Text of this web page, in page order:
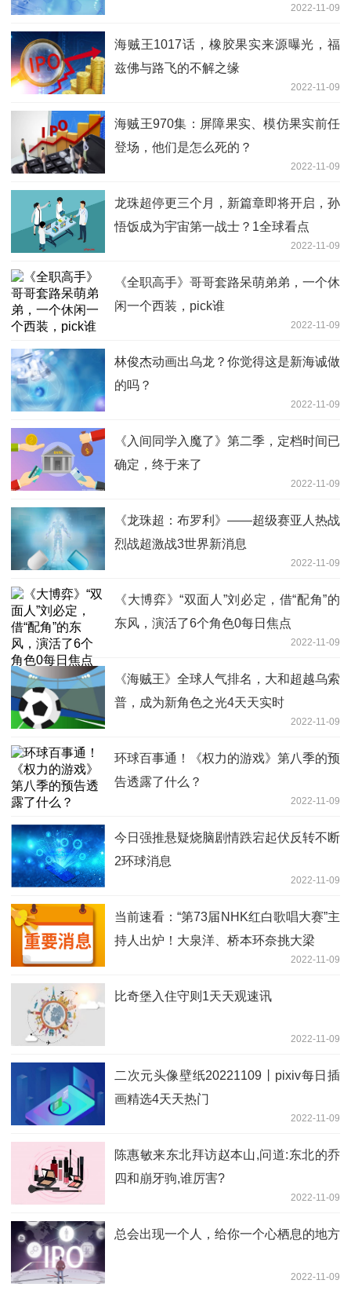
2022-11-09
海贼王1017话，橡胶果实来源曝光，福
兹佛与路飞的不解之缘
2022-11-09
海贼王970集：屏障果实、模仿果实前任
登场，他们是怎么死的？
2022-11-09
龙珠超停更三个月，新篇章即将开启，孙
悟饭成为宇宙第一战士？1全球看点
2022-11-09
《全职高手》哥哥套路呆萌弟弟，一个休
闲一个西装，pick谁
2022-11-09
林俊杰动画出乌龙？你觉得这是新海诚做
的吗？
2022-11-09
《入间同学入魔了》第二季，定档时间已
确定，终于来了
2022-11-09
《龙珠超：布罗利》——超级赛亚人热战
烈战超激战3世界新消息
2022-11-09
《大博弈》“双面人”刘必定，借“配角”的
东风，演活了6个角色0每日焦点
2022-11-09
《海贼王》全球人气排名，大和超越乌索
普，成为新角色之光4天天实时
2022-11-09
环球百事通！《权力的游戏》第八季的预
告透露了什么？
2022-11-09
今日强推悬疑烧脑剧情跌宕起伏反转不断
2环球消息
2022-11-09
当前速看：“第73届NHK红白歌唱大赛”主
持人出炉！大泉洋、桥本环奈挑大梁
2022-11-09
比奇堡入住守则1天天观速讯
2022-11-09
二次元头像壁纸20221109丨pixiv每日插
画精选4天天热门
2022-11-09
陈惠敏来东北拜访赵本山,问道:东北的乔
四和崩牙驹,谁厉害?
2022-11-09
总会出现一个人，给你一个心栖息的地方
2022-11-09